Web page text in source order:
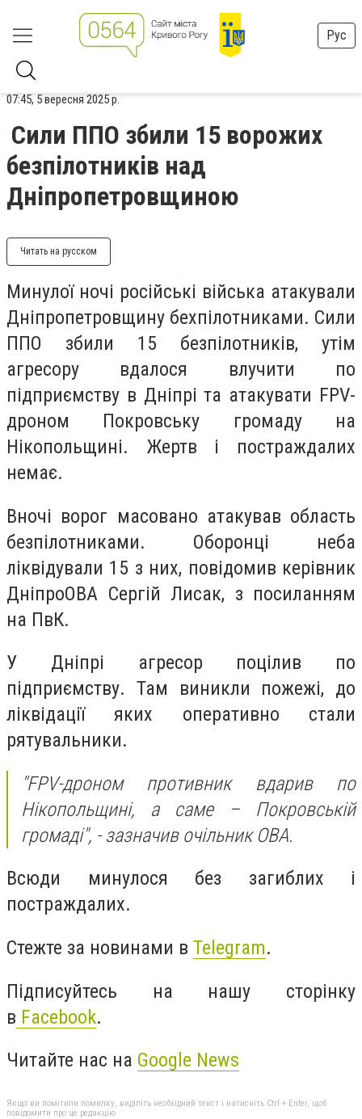
Рус
07:45, 5 вересня 2025 р.
Сили ППО збили 15 ворожих
безпілотників над
Дніпропетровщиною
Читать на русском
Минулої ночі російські війська атакували
Дніпропетровщину бехпілотниками. Сили
ППО збили 15 безпілотників, утім
агресору вдалося влучити по
підприємству в Дніпрі та атакувати FPV-
дроном Покровську громаду на
Нікопольщині. Жертв і постраждалих
немає.
Вночі ворог масовано атакував область
безпілотниками. Оборонці неба
ліквідували 15 з них, повідомив керівник
ДніпроОВА Сергій Лисак, з посиланням
на ПвК.
У Дніпрі агресор поцілив по
підприємству. Там виникли пожежі, до
ліквідації яких оперативно стали
рятувальники.
"FPV-дроном противник вдарив по
Нікопольщині, а саме – Покровській
громаді", - зазначив очільник ОВА.
Всюди минулося без загиблих і
постраждалих.
Стежте за новинами в Telegram.
Підписуйтесь на нашу сторінку
в Facebook.
Читайте нас на Google News
Якщо ви помітили помилку, виділіть необхідний текст і натисніть Ctrl + Enter, щоб
повідомити про це редакцію